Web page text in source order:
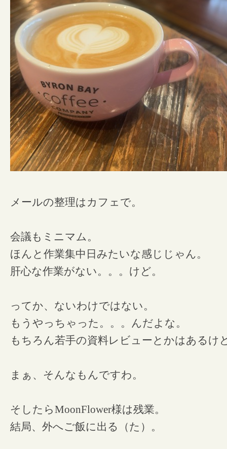
メールの整理はカフェで。
会議もミニマム。
ほんと作業集中日みたいな感じじゃん。
肝心な作業がない。。。けど。
ってか、ないわけではない。
もうやっちゃった。。。んだよな。
もちろん若手の資料レビューとかはあるけ
まぁ、そんなもんですわ。
そしたらMoonFlower様は残業。
結局、外へご飯に出る（た）。